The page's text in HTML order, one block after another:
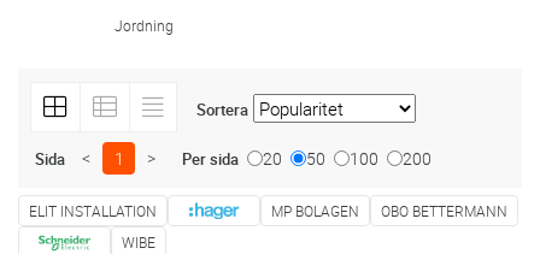
Jordning
Sortera
Sida < 1 > Per sida 20 50 100 200
ELIT INSTALLATION MP BOLAGEN
OBO BETTERMANN
WIBE